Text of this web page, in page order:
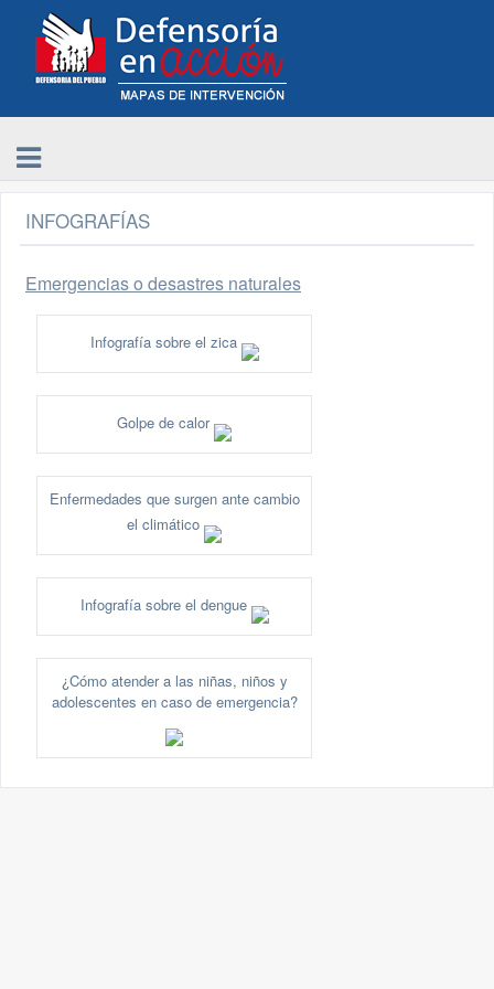
INFOGRAFÍAS
Emergencias o desastres naturales
Infografía sobre el zica
Golpe de calor
Enfermedades que surgen ante cambio
el climático
Infografía sobre el dengue
¿Cómo atender a las niñas, niños y
adolescentes en caso de emergencia?